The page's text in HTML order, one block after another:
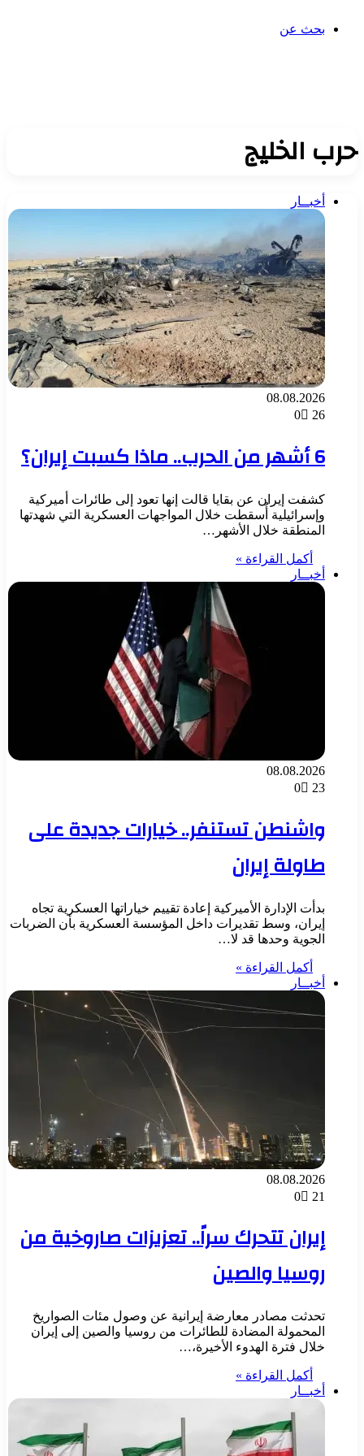
بحث عن
حرب الخليج
أخبــار
08.08.2026
0
26
6 أشهر من الحرب.. ماذا كسبت إيران؟
كشفت إيران عن بقايا قالت إنها تعود إلى طائرات أميركية
وإسرائيلية أُسقطت خلال المواجهات العسكرية التي شهدتها
المنطقة خلال الأشهر…
أكمل القراءة »
أخبــار
08.08.2026
0
23
واشنطن تستنفر.. خيارات جديدة على
طاولة إيران
بدأت الإدارة الأميركية إعادة تقييم خياراتها العسكرية تجاه
إيران، وسط تقديرات داخل المؤسسة العسكرية بأن الضربات
الجوية وحدها قد لا…
أكمل القراءة »
أخبــار
08.08.2026
0
21
إيران تتحرك سراً.. تعزيزات صاروخية من
روسيا والصين
تحدثت مصادر معارضة إيرانية عن وصول مئات الصواريخ
المحمولة المضادة للطائرات من روسيا والصين إلى إيران
خلال فترة الهدوء الأخيرة،…
أكمل القراءة »
أخبــار